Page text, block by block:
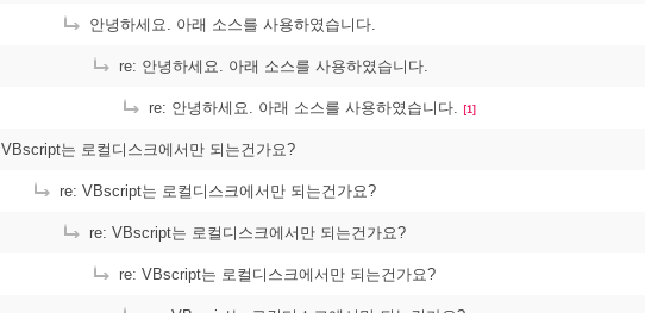
안녕하세요. 아래 소스를 사용하였습니다.
re: 안녕하세요. 아래 소스를 사용하였습니다.
re: 안녕하세요. 아래 소스를 사용하였습니다. [1]
VBscript는 로컬디스크에서만 되는건가요?
re: VBscript는 로컬디스크에서만 되는건가요?
re: VBscript는 로컬디스크에서만 되는건가요?
re: VBscript는 로컬디스크에서만 되는건가요?